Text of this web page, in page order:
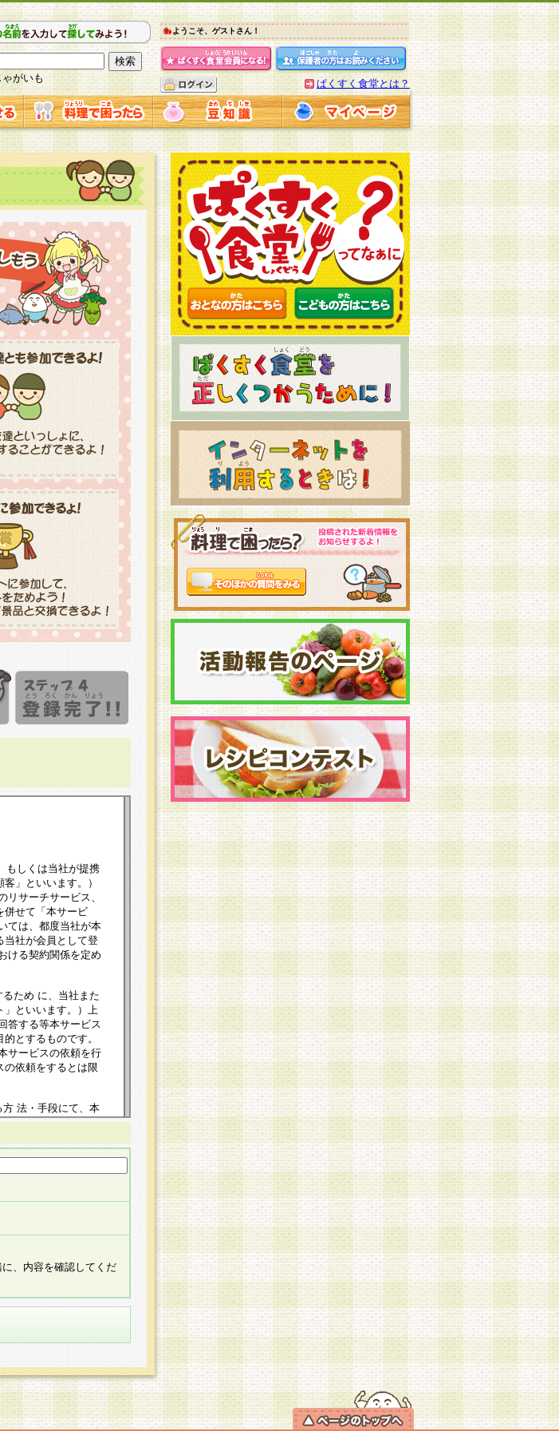
がいも
ようこそ、ゲストさん！
ぱくすく食堂とは？
もしくは当社が提携
」といいます。）
サーチサービス、
併せて「本サービ
ては、都度当社が本
当社が会員として登
ける契約関係を定め
ため に、当社また
」といいます。）上
答する等本サービス
とするものです。
サービスの依頼を行
の依頼をするとは限
法・手段にて、本
改定後の本規約等
いては、会員に対
時期をもってその効
提 供いただいたも
を希望されない場
いことによって、当
予めご了承くださ
・ 利用停止等を求
限り、法令に準拠し
し、当社が承認した
、内容を確認してくだ